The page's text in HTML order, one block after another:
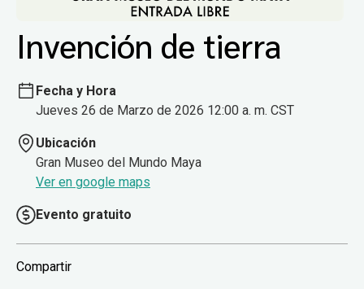
Invención de tierra
Fecha y Hora
Jueves 26 de Marzo de 2026 12:00 a. m. CST
Ubicación
Gran Museo del Mundo Maya
Ver en google maps
Evento gratuito
Compartir